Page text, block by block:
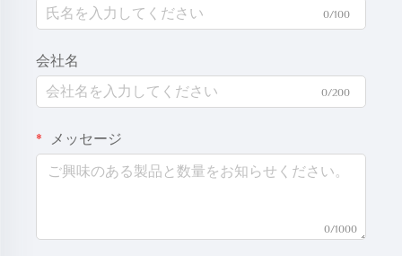
0/100
会社名
0/200
メッセージ
0/1000